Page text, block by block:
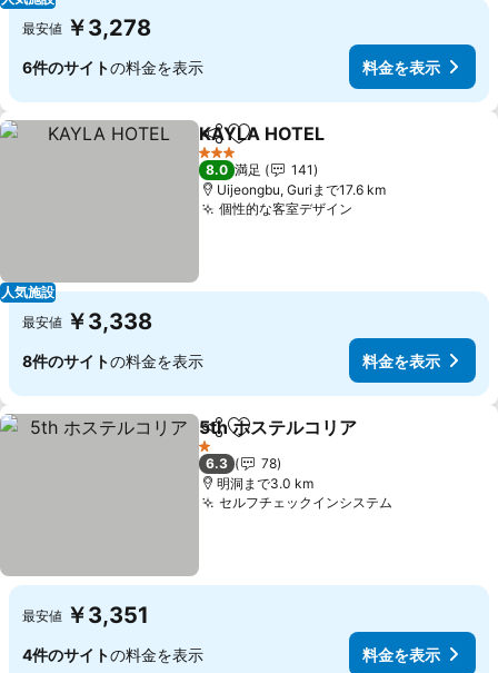
最安値 ￥3,278
6件のサイトの料金を表示 料金を表示
人気施設
シェアお気に入りに追加
KAYLA HOTEL
3 ホテルのランク
8.0 満足
141
Uijeongbu, Guriまで17.6 km
個性的な客室デザイン
最安値 ￥3,338
8件のサイトの料金を表示 料金を表示
シェアお気に入りに追加
5th ホステルコリア
1 ホテルのランク
6.3
78
明洞まで3.0 km
セルフチェックインシステム
最安値 ￥3,351
4件のサイトの料金を表示 料金を表示